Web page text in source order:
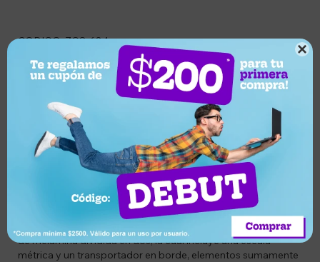

CODIGO: ZGS-684
DESCRIPCIÓN DEL PRODUCTO:
El Banco trabajo plegable es la herramienta ideal como
complemento durante tus tareas domésticas. Este banco
multipropósito posee una estructura fabricada íntegramente
en metal, lo cual le otorga una capacidad de carga de hasta
100 kg, pudiendo de esta manera soportar el peso de
cualquier persona holgadamente, y siendo capaz de
brindarte una adecuada estabilidad para poder trabajar de
forma completamente segura.
Características: una de sus ventajas radica en su superficie
de melamina dividida en dos, la cual incluye una escala
métrica y un transportador en borde, elementos sumamente